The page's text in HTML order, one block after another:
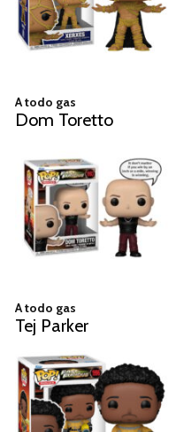
A todo gas
Dom Toretto
A todo gas
Tej Parker